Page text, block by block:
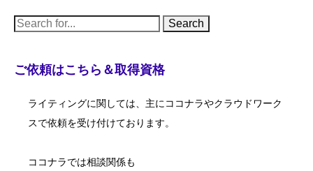
S
e
c
h
ご依頼はこちら＆取得資格
ライティングに関しては、主にココナラやクラウドワーク
スで依頼を受け付けております。
ココナラでは相談関係も